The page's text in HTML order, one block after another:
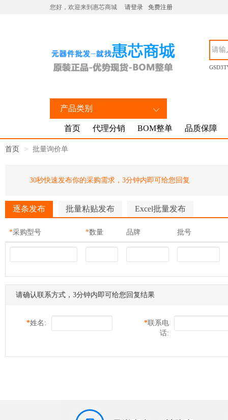
您好，欢迎来到惠芯商城 请登录 免费注册
产品类别
首页 代理分销 BOM整单 品质保障
首页 批量询价单
30秒快速发布你的采购需求，3分钟内即可给您回复
逐条发布 批量粘贴发布 Excel批量发布
*采购型号 *数量 品牌 批号
请确认联系方式，3分钟内即可给您回复结果
*姓名: *联系电
话: